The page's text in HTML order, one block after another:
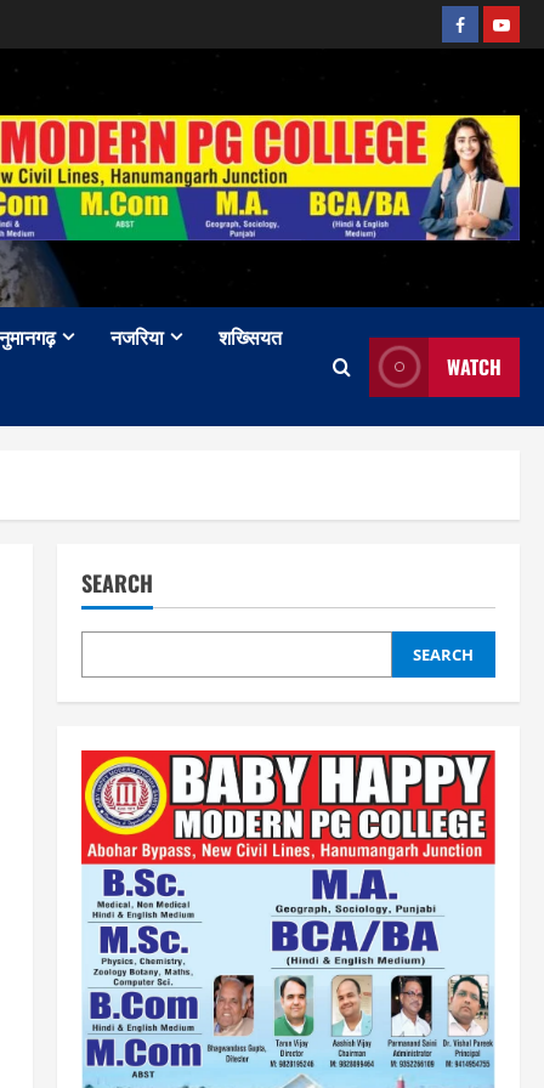
Facebook
नजरिया
शख्सियत
WATCH
SEARCH
SEARCH